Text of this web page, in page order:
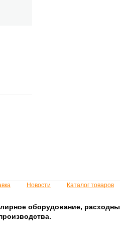
Новости
Каталог товаров
оборудование,